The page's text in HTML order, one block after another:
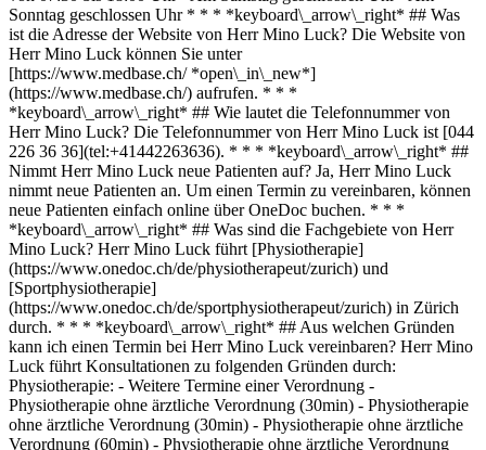
Sonntag geschlossen Uhr * * * *keyboard\_arrow\_right* ## Was
ist die Adresse der Website von Herr Mino Luck? Die Website von
Herr Mino Luck können Sie unter
[https://www.medbase.ch/ *open\_in\_new*]
(https://www.medbase.ch/) aufrufen. * * *
*keyboard\_arrow\_right* ## Wie lautet die Telefonnummer von
Herr Mino Luck? Die Telefonnummer von Herr Mino Luck ist [044
226 36 36](tel:+41442263636). * * * *keyboard\_arrow\_right* ##
Nimmt Herr Mino Luck neue Patienten auf? Ja, Herr Mino Luck
nimmt neue Patienten an. Um einen Termin zu vereinbaren, können
neue Patienten einfach online über OneDoc buchen. * * *
*keyboard\_arrow\_right* ## Was sind die Fachgebiete von Herr
Mino Luck? Herr Mino Luck führt [Physiotherapie]
(https://www.onedoc.ch/de/physiotherapeut/zurich) und
[Sportphysiotherapie]
(https://www.onedoc.ch/de/sportphysiotherapeut/zurich) in Zürich
durch. * * * *keyboard\_arrow\_right* ## Aus welchen Gründen
kann ich einen Termin bei Herr Mino Luck vereinbaren? Herr Mino
Luck führt Konsultationen zu folgenden Gründen durch:
Physiotherapie: - Weitere Termine einer Verordnung -
Physiotherapie ohne ärztliche Verordnung (30min) - Physiotherapie
ohne ärztliche Verordnung (30min) - Physiotherapie ohne ärztliche
Verordnung (60min) - Physiotherapie ohne ärztliche Verordnung